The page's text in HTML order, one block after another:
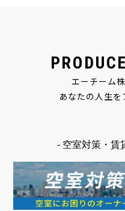
エーチーム
あなたの人生を
- 空室対策・賃